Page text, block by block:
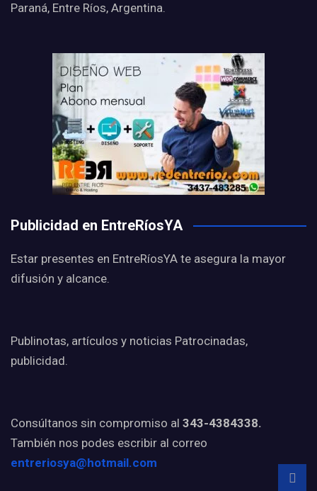
Paraná, Entre Ríos, Argentina.
Publicidad en EntreRíosYA
Estar presentes en EntreRíosYA te asegura la mayor
difusión y alcance.
Publinotas, artículos y noticias Patrocinadas,
publicidad.
Consúltanos sin compromiso al 343-4384338.
También nos podes escribir al correo
entreriosya@hotmail.com